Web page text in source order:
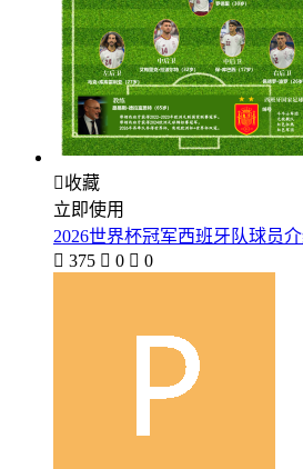
收藏
立即使用
2026世界杯冠军西班牙队球员
 375  0  0